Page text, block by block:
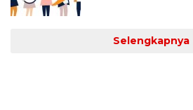
Selengkapnya